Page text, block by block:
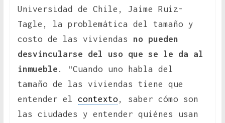
Universidad de Chile, Jaime Ruiz-
Tagle, la problemática del tamaño y
costo de las viviendas no pueden
desvincularse del uso que se le da al
inmueble . “Cuando uno habla del
tamaño de las viviendas tiene que
entender el contexto, saber cómo son
las ciudades y entender quiénes usan